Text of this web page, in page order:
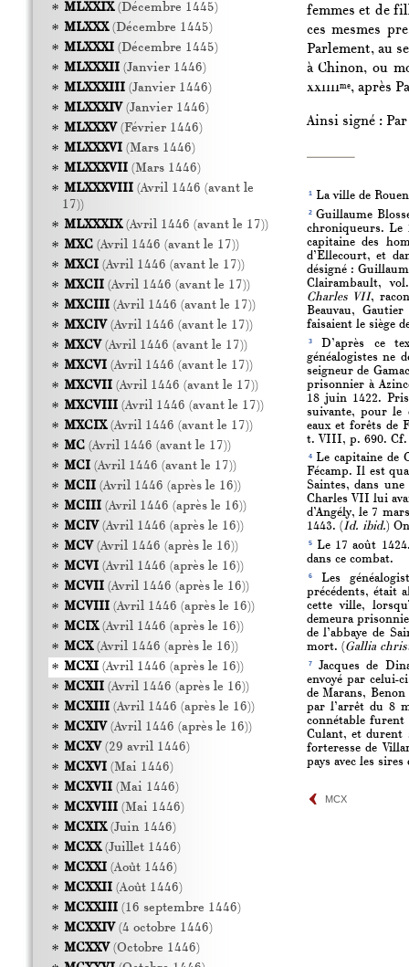
femmes et de
ces mesmes
Parlement, au
à Chinon, ou
xxiiiime, après
Ainsi signé :
1La ville de
2Guillaume
chroniqueurs. Le
capitaine des
d’Ellecourt, et
désigné :
Clairambault,
Charles VII,
Beauvau,
faisaient le siège
3D’après ce
généalogistes
seigneur de
prisonnier à
18 juin 1422.
suivante, pour le
eaux et forêts de
t. VIII, p. 690. Cf.
4Le capitaine de
Fécamp. Il est
Saintes, dans
Charles VII lui
d’Angély, le 7
1443. (Id. ibid.)
5Le 17 août
dans ce combat.
6Les
précédents, était
cette ville,
demeura
de l’abbaye de
mort. (Gallia
7Jacques de
envoyé par celui-
de Marans,
par l’arrêt du 8
connétable
Culant, et durent
forteresse de
pays avec les
MCX
MLXXIX(Décembre 1445)
MLXXX(Décembre 1445)
MLXXXI(Décembre 1445)
MLXXXII(Janvier 1446)
MLXXXIII(Janvier 1446)
MLXXXIV(Janvier 1446)
MLXXXV(Février 1446)
MLXXXVI(Mars 1446)
MLXXXVII(Mars 1446)
MLXXXVIII(Avril 1446 (avant le
17))
MLXXXIX(Avril 1446 (avant le 17))
MXC(Avril 1446 (avant le 17))
MXCI(Avril 1446 (avant le 17))
MXCII(Avril 1446 (avant le 17))
MXCIII(Avril 1446 (avant le 17))
MXCIV(Avril 1446 (avant le 17))
MXCV(Avril 1446 (avant le 17))
MXCVI(Avril 1446 (avant le 17))
MXCVII(Avril 1446 (avant le 17))
MXCVIII(Avril 1446 (avant le 17))
MXCIX(Avril 1446 (avant le 17))
MC(Avril 1446 (avant le 17))
MCI(Avril 1446 (avant le 17))
MCII(Avril 1446 (après le 16))
MCIII(Avril 1446 (après le 16))
MCIV(Avril 1446 (après le 16))
MCV(Avril 1446 (après le 16))
MCVI(Avril 1446 (après le 16))
MCVII(Avril 1446 (après le 16))
MCVIII(Avril 1446 (après le 16))
MCIX(Avril 1446 (après le 16))
MCX(Avril 1446 (après le 16))
MCXI(Avril 1446 (après le 16))
MCXII(Avril 1446 (après le 16))
MCXIII(Avril 1446 (après le 16))
MCXIV(Avril 1446 (après le 16))
MCXV(29 avril 1446)
MCXVI(Mai 1446)
MCXVII(Mai 1446)
MCXVIII(Mai 1446)
MCXIX(Juin 1446)
MCXX(Juillet 1446)
MCXXI(Août 1446)
MCXXII(Août 1446)
MCXXIII(16 septembre 1446)
MCXXIV(4 octobre 1446)
MCXXV(Octobre 1446)